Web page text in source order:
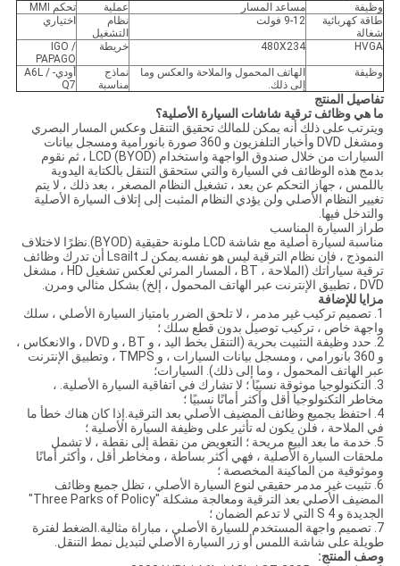
وظيفة مساعد المسار عملية
تحكم MMI
طاقة كهربائية
شغالة
9-12 فولت
نظام
التشغيل
اختياري
HVGA
480X234 خريطة
IGO /
PAPAGO
وظيفة
الهاتف المحمول والملاحة والعكس وما
إلى ذلك.
نماذج
مناسبة
أودي- A6L /
Q7
تفاصيل المنتج
ما هي وظائف ترقية شاشات السيارة الأصلية؟
ويترتب على ذلك أنه يمكن للمالك تحقيق التنقل وعكس المسار البصري
ومشغل DVD وأخبار التلفزيون و 360 صورة بانورامية ومسجل بيانات
السيارات من خلال صندوق الواجهة واستخدام LCD (BYOD) ، ثم نقوم
بدمج هذه الوظائف في السيارة والتي ستحقق التنقل بالكتابة اليدوية
باللمس ، جهاز التحكم عن بعد ، تشغيل النظام المصغر ، بعد ذلك ، لا يتم
تغيير النظام الأصلي ولن يؤدي النظام المثبت إلى إتلاف السيارة الأصلية
والتدخل فيها.
طراز السيارة المناسب
مناسبة لسيارة أصلية مع شاشة LCD ملونة حقيقية (BYOD).نظرًا لاختلاف
النموذج ، فإن نظام الترقية ليس هو نفسه.يمكن لـ Lsailt أن تدرك وظائف
ترقية سياراتك (الملاحة ، BT ، المسار المرئي لعكس تشغيل HD ، مشغل
DVD ، تطبيق الإنترنت عبر الهاتف المحمول ، إلخ) بشكل مثالي ومرن.
مزايا للإضافة
1. تصميم تركيب غير مدمر ، لا تلحق الضرر بامتياز السيارة الأصلي ، سلك
واجهة خاص ، تركيب توصيل بدون قطع سلك ؛
2. حدد وظيفة التثبيت بحرية (التنقل بخط اليد ، و BT ، و DVD ، والانعكاس ،
و 360 بانورامي ، ومسجل بيانات السيارات ، و TMPS ، وتطبيق الإنترنت
عبر الهاتف المحمول ، وما إلى ذلك). السيارات؛
3. التكنولوجيا موثوقة نسبيًا ؛ لا تشارك في اتفاقية السيارة الأصلية. ،
مخاطر التكنولوجيا أقل وأكثر أمانًا نسبيًا ؛
4. احتفظ بجميع وظائف المضيف الأصلي بعد الترقية.إذا كان هناك خطأ ما
في الملاحة ، فلن يكون له تأثير على وظيفة السيارة الأصلية ؛
5. خدمة ما بعد البيع مريحة ؛ التعويض من نقطة إلى نقطة ، لا تشمل
ملحقات السيارة الأصلية ، فهي أكثر بساطة ، ومخاطر أقل ، وأكثر أمانًا
وموثوقية من الماكينة المخصصة ؛
6. تثبيت غير مدمر حقيقي لنوع السيارة الأصلي ، تظل جميع وظائف
المضيف الأصلي بعد الترقية ومعالجة مشكلة "Three Parks of Policy"
الجديدة و 4 S التي لا تدعم الضمان ؛
7. تصميم واجهة المستخدم للسيارة الأصلي ، مباراة مثالية.الضغط لفترة
طويلة على شاشة اللمس أو زر السيارة الأصلي لتبديل نمط التنقل.
وصف المنتج: